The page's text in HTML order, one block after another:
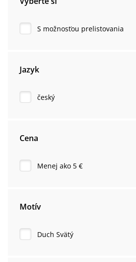
S možnosťou prelistovania
Jazyk
český
Cena
Menej ako 5 €
Motív
Duch Svätý